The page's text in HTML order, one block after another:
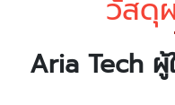
วัสดุ
Aria Tech ผู้